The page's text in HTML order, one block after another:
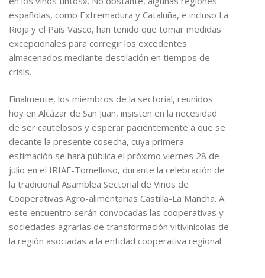
españolas, como Extremadura y Cataluña, e incluso La
Rioja y el País Vasco, han tenido que tomar medidas
excepcionales para corregir los excedentes
almacenados mediante destilación en tiempos de
crisis.
Finalmente, los miembros de la sectorial, reunidos
hoy en Alcázar de San Juan, insisten en la necesidad
de ser cautelosos y esperar pacientemente a que se
decante la presente cosecha, cuya primera
estimación se hará pública el próximo viernes 28 de
julio en el IRIAF-Tomelloso, durante la celebración de
la tradicional Asamblea Sectorial de Vinos de
Cooperativas Agro-alimentarias Castilla-La Mancha. A
este encuentro serán convocadas las cooperativas y
sociedades agrarias de transformación vitivinícolas de
la región asociadas a la entidad cooperativa regional.